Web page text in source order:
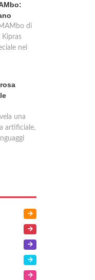
di
Kipras
nei
una
artificiale,